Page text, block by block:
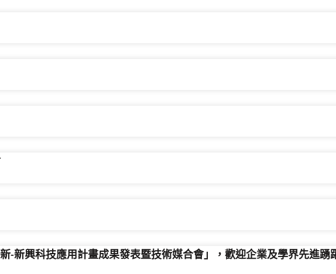
-新興科技應用計畫成果發表暨技術媒合會」，歡迎企業及學界先進